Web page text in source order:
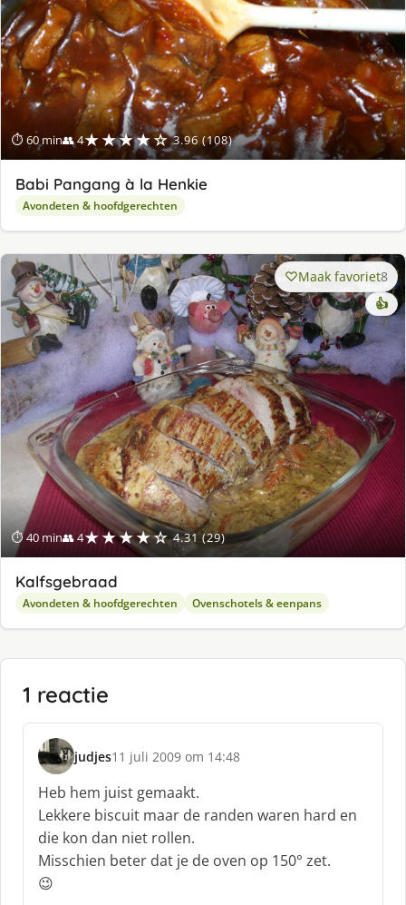
⏱ 60 min👥 4★★★★☆ 3.96 (108)
Babi Pangang à la Henkie
Avondeten & hoofdgerechten
⏱ 40 min👥 4★★★★☆ 4.31 (29)
Maak favoriet8
👍
Kalfsgebraad
Avondeten & hoofdgerechten Ovenschotels & eenpans
1 reactie
judjes
s
c
h
r
e
e
f
11 juli 2009 om 14:48
Heb hem juist gemaakt.
Lekkere biscuit maar de randen waren hard en
die kon dan niet rollen.
Misschien beter dat je de oven op 150° zet.
😉